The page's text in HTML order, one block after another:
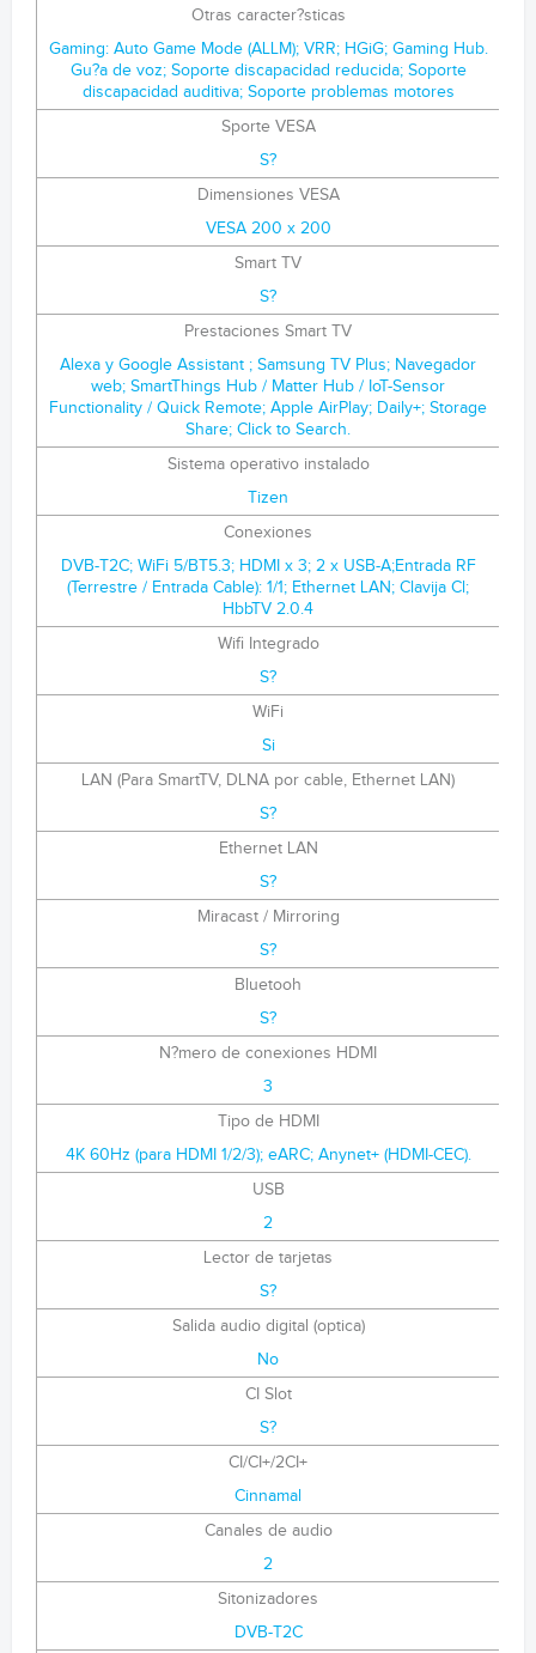
Otras caracter?sticas
Gaming: Auto Game Mode (ALLM); VRR; HGiG; Gaming Hub.
Gu?a de voz; Soporte discapacidad reducida; Soporte
discapacidad auditiva; Soporte problemas motores
Sporte VESA
S?
Dimensiones VESA
VESA 200 x 200
Smart TV
S?
Prestaciones Smart TV
Alexa y Google Assistant ; Samsung TV Plus; Navegador
web; SmartThings Hub / Matter Hub / IoT-Sensor
Functionality / Quick Remote; Apple AirPlay; Daily+; Storage
Share; Click to Search.
Sistema operativo instalado
Tizen
Conexiones
DVB-T2C; WiFi 5/BT5.3; HDMI x 3; 2 x USB-A;Entrada RF
(Terrestre / Entrada Cable): 1/1; Ethernet LAN; Clavija Cl;
HbbTV 2.0.4
Wifi Integrado
S?
WiFi
Si
LAN (Para SmartTV, DLNA por cable, Ethernet LAN)
S?
Ethernet LAN
S?
Miracast / Mirroring
S?
Bluetooh
S?
N?mero de conexiones HDMI
3
Tipo de HDMI
4K 60Hz (para HDMI 1/2/3); eARC; Anynet+ (HDMI-CEC).
USB
2
Lector de tarjetas
S?
Salida audio digital (optica)
No
CI Slot
S?
CI/CI+/2CI+
Cinnamal
Canales de audio
2
Sitonizadores
DVB-T2C